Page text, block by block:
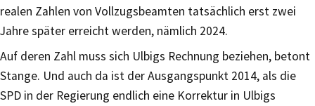
realen Zahlen von Vollzugsbeamten tatsächlich erst zwei
Jahre später erreicht werden, nämlich 2024.
Auf deren Zahl muss sich Ulbigs Rechnung beziehen, betont
Stange. Und auch da ist der Ausgangspunkt 2014, als die
SPD in der Regierung endlich eine Korrektur in Ulbigs